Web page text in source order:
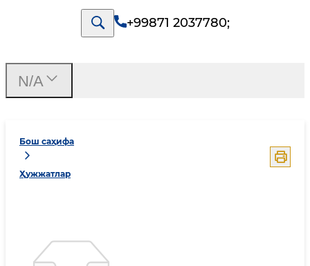
+99871 2037780;
Бош саҳифа
Ҳужжатлар
N/A